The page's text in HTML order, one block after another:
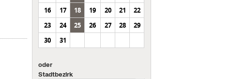
16
17 18 19 20 21
22
23
24 25 26 27 28
29
30
31
oder
Stadtbezirk